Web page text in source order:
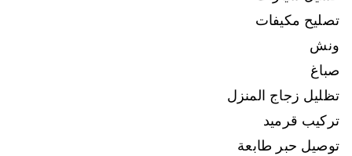
تصليح مكيفات
ونش
صباغ
تظليل زجاج المنزل
تركيب قرميد
توصيل حبر طابعة